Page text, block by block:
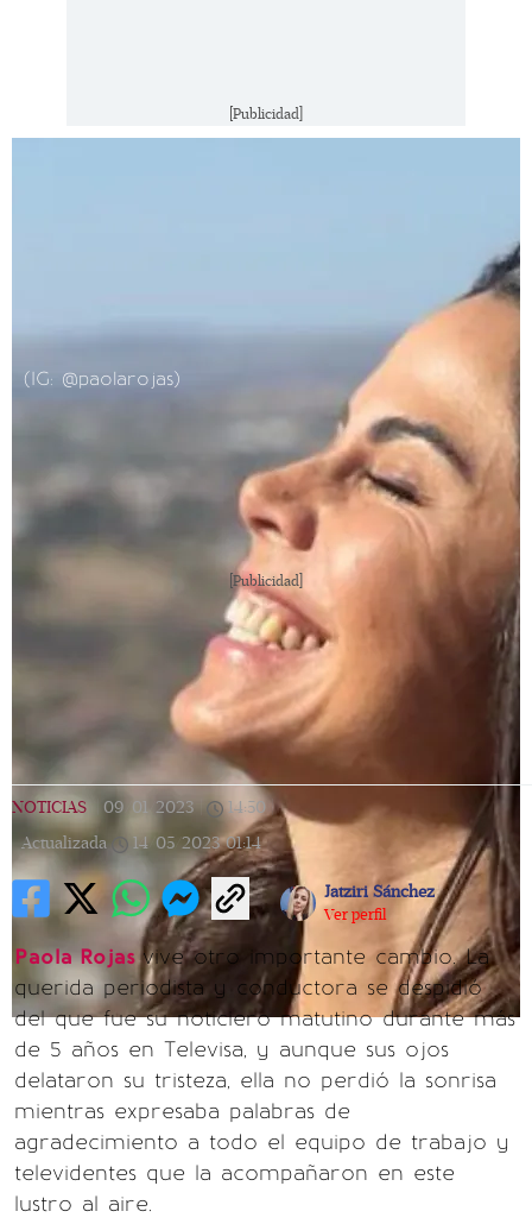
[Publicidad]
(IG: @paolarojas)
[Publicidad]
NOTICIAS 09/01/2023 14:50 |
Actualizada
14/05/2023 01:14
Jatziri Sánchez
Ver perfil
Paola Rojasvive otro importante cambio. La
querida periodista y conductora se despidió
del que fue su noticiero matutino durante más
de 5 años en Televisa, y aunque sus ojos
delataron su tristeza, ella no perdió la sonrisa
mientras expresaba palabras de
agradecimiento a todo el equipo de trabajo y
televidentes que la acompañaron en este
lustro al aire.